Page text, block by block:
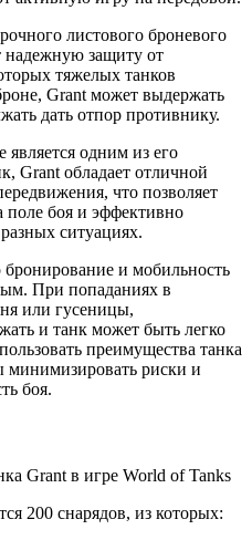
листового броневого
надежную защиту от
тяжелых танков
Grant может выдержать
дать отпор противнику.
одним из его
Grant обладает отличной
что позволяет
боя и эффективно
ситуациях.
бронирование и мобильность
При попаданиях в
или гусеницы,
и танк может быть легко
преимущества танка
минимизировать риски и
боя.
200 снарядов, из которых: